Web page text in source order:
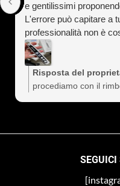
e gentilissimi
L'errore può capitare a
professionalità non è
cliente a vita).
Risposta del
procediamo con il